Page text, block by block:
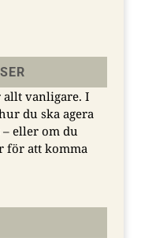
allt vanligare. I
du ska agera
eller om du
för att komma